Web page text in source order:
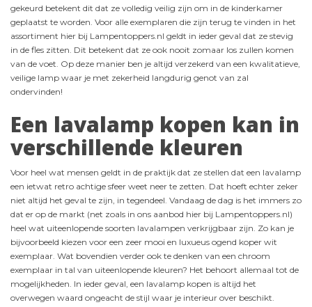
gekeurd betekent dit dat ze volledig veilig zijn om in de kinderkamer
geplaatst te worden. Voor alle exemplaren die zijn terug te vinden in het
assortiment hier bij Lampentoppers.nl geldt in ieder geval dat ze stevig
in de fles zitten. Dit betekent dat ze ook nooit zomaar los zullen komen
van de voet. Op deze manier ben je altijd verzekerd van een kwalitatieve,
veilige lamp waar je met zekerheid langdurig genot van zal
ondervinden!
Een lavalamp kopen kan in
verschillende kleuren
Voor heel wat mensen geldt in de praktijk dat ze stellen dat een lavalamp
een ietwat retro achtige sfeer weet neer te zetten. Dat hoeft echter zeker
niet altijd het geval te zijn, in tegendeel. Vandaag de dag is het immers zo
dat er op de markt (net zoals in ons aanbod hier bij Lampentoppers.nl)
heel wat uiteenlopende soorten lavalampen verkrijgbaar zijn. Zo kan je
bijvoorbeeld kiezen voor een zeer mooi en luxueus ogend koper wit
exemplaar. Wat bovendien verder ook te denken van een chroom
exemplaar in tal van uiteenlopende kleuren? Het behoort allemaal tot de
mogelijkheden. In ieder geval, een lavalamp kopen is altijd het
overwegen waard ongeacht de stijl waar je interieur over beschikt.